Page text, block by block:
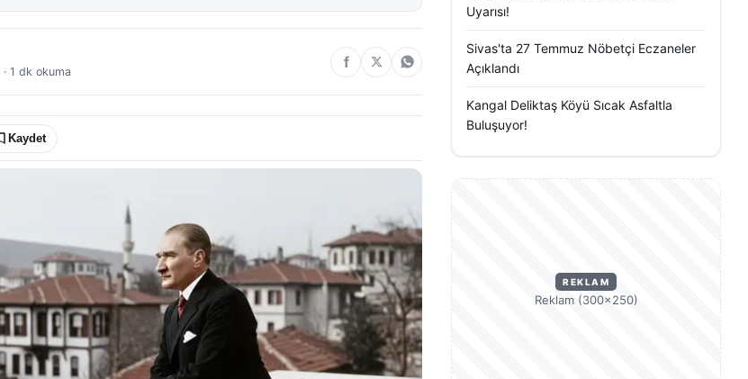
· 1 dk okuma
Kaydet
Uyarısı!
Sivas'ta 27 Temmuz Nöbetçi Eczaneler
Açıklandı
Kangal Deliktaş Köyü Sıcak Asfaltla
Buluşuyor!
REKLAM
Reklam (300×250)